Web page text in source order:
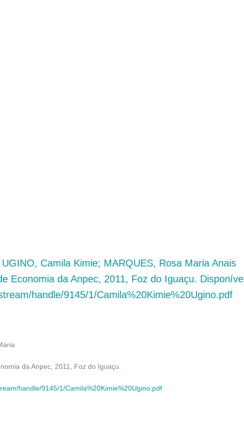
Camila Kimie; MARQUES, Rosa Maria Anais
Economia da Anpec, 2011, Foz do Iguaçu. Disponível
handle/9145/1/Camila%20Kimie%20Ugino.pdf
da Anpec, 2011, Foz do Iguaçu.
handle/9145/1/Camila%20Kimie%20Ugino.pdf